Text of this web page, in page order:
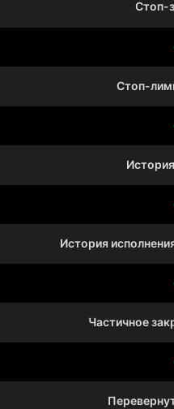
Стоп-
Стоп-
История
Частичное